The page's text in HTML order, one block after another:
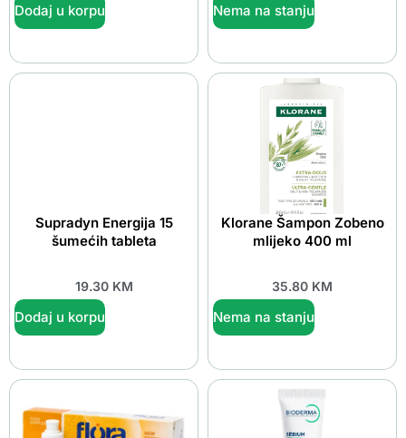
Dodaj u korpu Nema na stanju
Supradyn Energija 15
šumećih tableta
19.30 KM
Dodaj u korpu
Klorane Šampon Zobeno
mlijeko 400 ml
35.80 KM
Nema na stanju